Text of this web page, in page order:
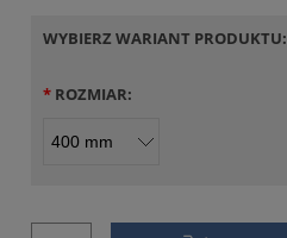
WYBIERZ WARIANT PRODUKTU:
* ROZMIAR: